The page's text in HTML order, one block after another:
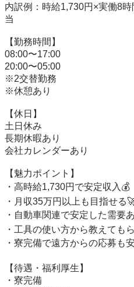
内訳例：時給1,730円×実働8
当
【勤務時間】
08:00〜17:00
20:00〜05:00
※2交替勤務
※休憩あり
【休日】
土日休み
長期休暇あり
会社カレンダーあり
【魅力ポイント】
・高時給1,730円で安定収入💰
・月収35万円以上も目指せる
・自動車関連で安定した需要
・工具の使い方から教えても
・寮完備で遠方からの応募も
【待遇・福利厚生】
・寮完備